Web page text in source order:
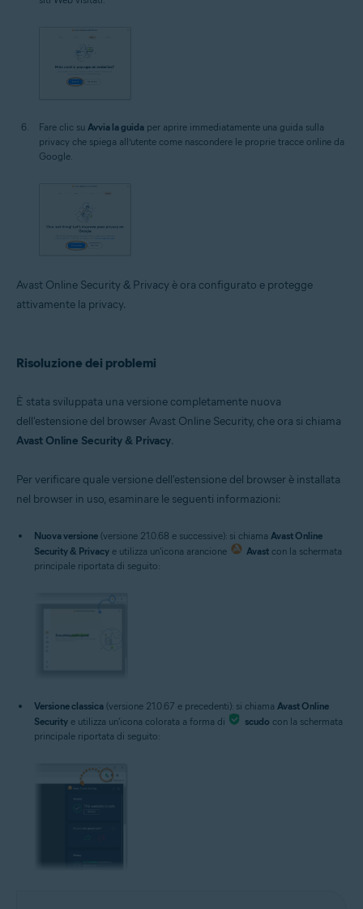
Fare clic su Avvia la guida per aprire immediatamente una guida sulla
privacy che spiega all’utente come nascondere le proprie tracce online da
Google.
Avast Online Security & Privacy è ora configurato e protegge
attivamente la privacy.
Risoluzione dei problemi
È stata sviluppata una versione completamente nuova
dell'estensione del browser Avast Online Security, che ora si chiama
Avast Online Security & Privacy.
Per verificare quale versione dell'estensione del browser è installata
nel browser in uso, esaminare le seguenti informazioni:
Nuova versione (versione 21.0.68 e successive): si chiama Avast Online
Security & Privacy e utilizza un'icona arancione Avast con la schermata
principale riportata di seguito:
Versione classica (versione 21.0.67 e precedenti): si chiama Avast Online
Security e utilizza un'icona colorata a forma di scudo con la schermata
principale riportata di seguito: